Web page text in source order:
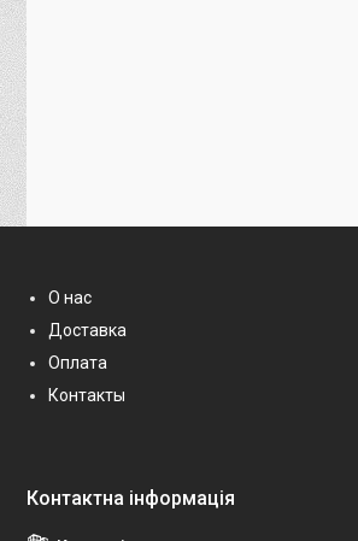
О нас
Доставка
Оплата
Контакты